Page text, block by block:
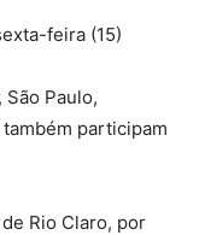
feira (15)
Paulo,
participam
Rio Claro, por